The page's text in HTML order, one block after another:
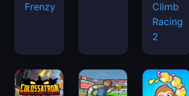
Frenzy
Climb
Racing
2